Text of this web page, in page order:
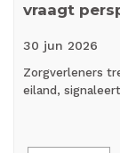
vraagt
30 jun 2026
Zorgverleners
eiland,